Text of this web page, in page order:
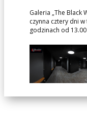
Galeria „The Black
czynna cztery dni
godzinach od